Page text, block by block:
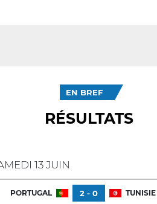
EN BREF
RÉSULTATS
13 JUIN
PORTUGAL 2 - 0 TUNISIE